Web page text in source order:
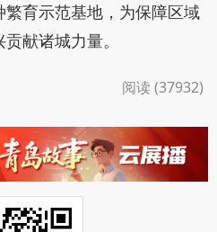
育示范基地，为保障区域
献诸城力量。
阅读 (37932)